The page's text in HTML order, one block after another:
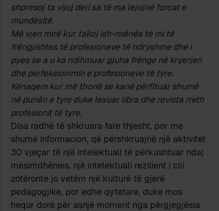
shpresoj ta vijoj deri sa të ma lejojnë forcat e
mundësitë.
Më vjen mirë kur takoj ish-nxënës të mi të
frëngjishtes të profesioneve të ndryshme dhe i
pyes se a u ka ndihmuar gjuha frënge në kryerjen
dhe perfeksionimin e profesioneve të tyre.
Kënaqem kur më thonë se kanë përfituar shumë
në punën e tyre duke lexuar libra dhe revista rreth
profesionit të tyre.
Disa radhë të shkruara fare thjesht, por me
shumë informacion, që përshkruajnë një aktivitet
30 vjeçar të një intelektuali të përkushtuar ndaj
mësimdhënies, një intelektuali rezilient i cili
zotëronte jo vetëm një kulturë të gjerë
pedagogjike, por edhe qytetare, duke mos
hequr dorë për asnjë moment nga përgjegjësia